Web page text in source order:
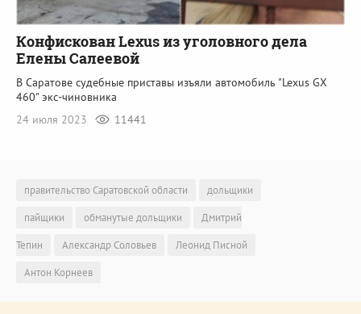
Конфискован Lexus из уголовного дела
Елены Салеевой
В Саратове судебные приставы изъяли автомобиль "Lexus GX
460" экс-чиновника
24 июля 2023
11441
правительство Саратовской области
дольщики
пайщики
обманутые дольщики
Дмитрий
Тепин
Александр Соловьев
Леонид Писной
Антон Корнеев